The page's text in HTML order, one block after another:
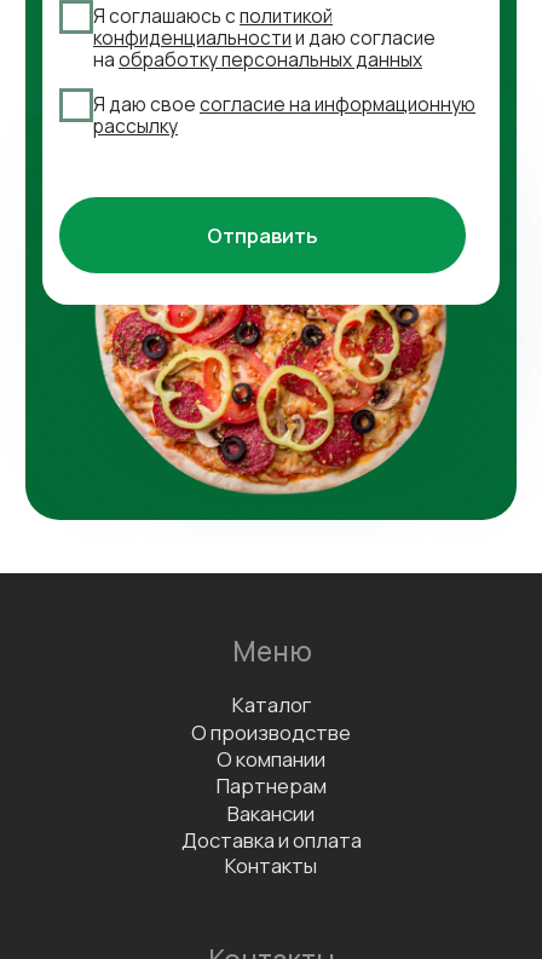
©2026 Все права защищены
Разработка сайта
КПП 781101001
ИНН 7811757740
Наверх↑
Сертификаты
Информационно-рекламная
Согласие на обработку